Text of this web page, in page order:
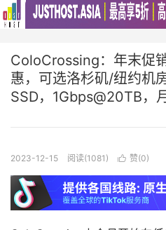
ColoCrossing：年末促
惠，可选洛杉矶/纽约机
SSD，1Gbps@20TB，
2023-12-15 阅读(1081)  赞(0)